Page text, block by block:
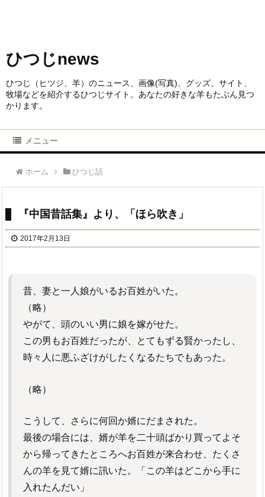
ひつじnews
ひつじ（ヒツジ、羊）のニュース、画像(写真)、グッズ、サイト、
牧場などを紹介するひつじサイト。あなたの好きな羊もたぶん見つ
かります。
メニュー
ホーム ひつじ話
『中国昔話集』より、「ほら吹き」
2017年2月13日
昔、妻と一人娘がいるお百姓がいた。
（略）
やがて、頭のいい男に娘を嫁がせた。
この男もお百姓だったが、とてもずる賢かったし、
時々人に悪ふざけがしたくなるたちでもあった。
（略）
こうして、さらに何回か婿にだまされた。
最後の場合には、婿が羊を二十頭ばかり買ってよそ
から帰ってきたところへお百姓が来合わせ、たくさ
んの羊を見て婿に訊いた。「この羊はどこから手に
入れたんだい」